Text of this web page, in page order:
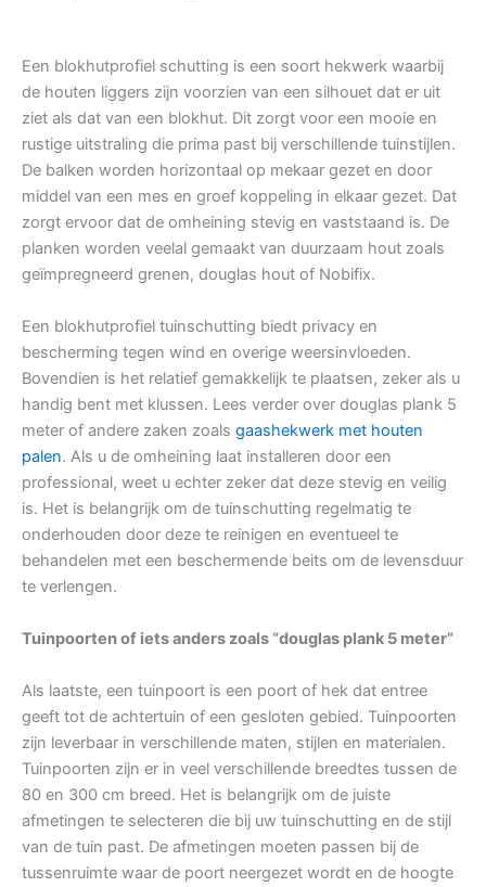
Een blokhutprofiel schutting is een soort hekwerk waarbij
de houten liggers zijn voorzien van een silhouet dat er uit
ziet als dat van een blokhut. Dit zorgt voor een mooie en
rustige uitstraling die prima past bij verschillende tuinstijlen.
De balken worden horizontaal op mekaar gezet en door
middel van een mes en groef koppeling in elkaar gezet. Dat
zorgt ervoor dat de omheining stevig en vaststaand is. De
planken worden veelal gemaakt van duurzaam hout zoals
geïmpregneerd grenen, douglas hout of Nobifix.
Een blokhutprofiel tuinschutting biedt privacy en
bescherming tegen wind en overige weersinvloeden.
Bovendien is het relatief gemakkelijk te plaatsen, zeker als u
handig bent met klussen. Lees verder over douglas plank 5
meter of andere zaken zoals gaashekwerk met houten
palen. Als u de omheining laat installeren door een
professional, weet u echter zeker dat deze stevig en veilig
is. Het is belangrijk om de tuinschutting regelmatig te
onderhouden door deze te reinigen en eventueel te
behandelen met een beschermende beits om de levensduur
te verlengen.
Tuinpoorten of iets anders zoals “douglas plank 5 meter”
Als laatste, een tuinpoort is een poort of hek dat entree
geeft tot de achtertuin of een gesloten gebied. Tuinpoorten
zijn leverbaar in verschillende maten, stijlen en materialen.
Tuinpoorten zijn er in veel verschillende breedtes tussen de
80 en 300 cm breed. Het is belangrijk om de juiste
afmetingen te selecteren die bij uw tuinschutting en de stijl
van de tuin past. De afmetingen moeten passen bij de
tussenruimte waar de poort neergezet wordt en de hoogte